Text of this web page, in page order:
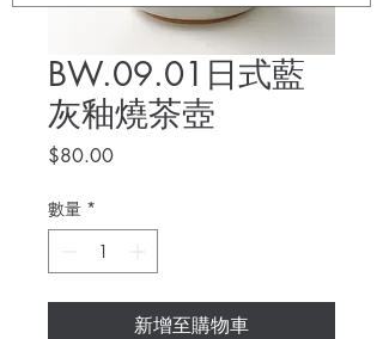
BW.09.01日式藍
灰釉燒茶壺
$80.00價
數量 *
新增至購物車